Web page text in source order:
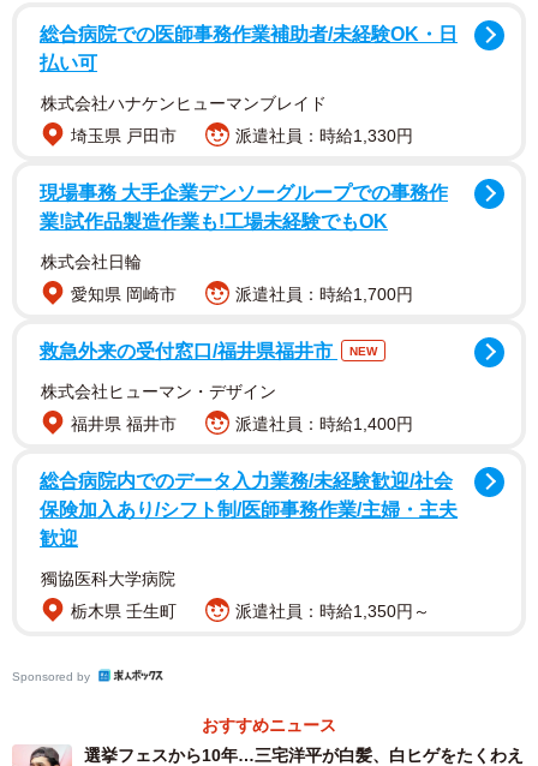
選挙で使用される投票用紙は少なく見積もっても、選挙権
を持つ人と同数用意されます。では、全国で使われた大量
の投票用紙は選挙後、どのように扱われるのでしょうか。
2023（令和5）年より投票用紙のリサイクルを実践してい
と連携してリサイクルに取り組む特定非営利活動法人選挙
管理システム研究会に聞きました。
投票用紙を資源として活用できないか、検討を重
管理委員会事務局に聞きました。
総合病院での医師事務作業補助者/未経験OK・日
払い可
株式会社ハナケンヒューマンブレイド
埼玉県 戸田市
派遣社員：時給1,330円
現場事務 大手企業デンソーグループでの事務作
業!試作品製造作業も!工場未経験でもOK
株式会社日輪
愛知県 岡崎市
派遣社員：時給1,700円
救急外来の受付窓口/福井県福井市 NEW
株式会社ヒューマン・デザイン
福井県 福井市
派遣社員：時給1,400円
総合病院内でのデータ入力業務/未経験歓迎/社会
保険加入あり/シフト制/医師事務作業/主婦・主夫
歓迎
獨協医科大学病院
栃木県 壬生町
派遣社員：時給1,350円～
Sponsored by
おすすめニュース
選挙フェスから10年…三宅洋平が白髪、白ヒゲをたくわえ